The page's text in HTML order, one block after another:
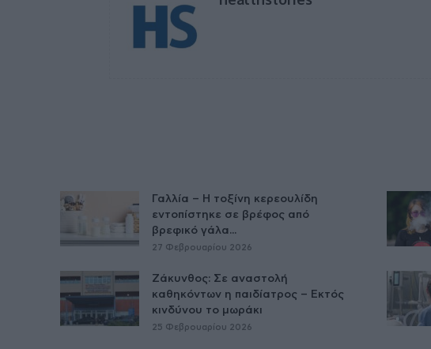
Γαλλία – Η τοξίνη κερεουλίδη
εντοπίστηκε σε βρέφος από
βρεφικό γάλα...
27 Φεβρουαρίου 2026
Ζάκυνθος: Σε αναστολή
καθηκόντων η παιδίατρος – Εκτός
κινδύνου το μωράκι
25 Φεβρουαρίου 2026